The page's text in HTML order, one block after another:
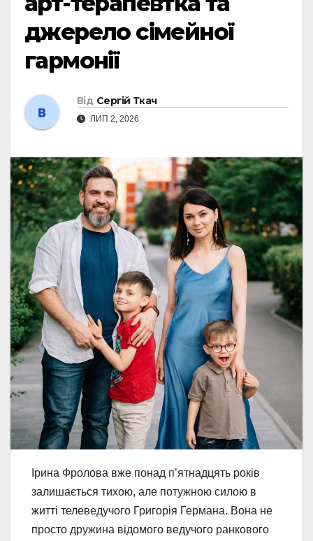
джерело сімейної
гармонії
Від Сергій Ткач
ЛИП 2, 2026
Ірина Фролова вже понад п’ятнадцять років
залишається тихою, але потужною силою в
житті телеведучого Григорія Германа. Вона не
просто дружина відомого ведучого ранкового